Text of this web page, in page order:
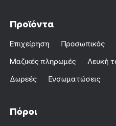
Προϊόντα
Επιχείρηση Προσωπικός
Μαζικές πληρωμές
Λευκή
Δωρεές
Ενσωματώσεις
Πόροι